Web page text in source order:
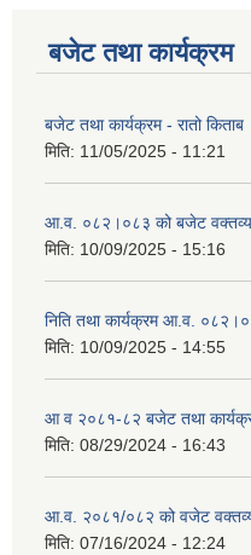
बजेट तथा कार्यक्रम
बजेट तथा कार्यक्रम - रातो किताब
मिति: 11/05/2025 - 11:21
आ.व. ०८२।०८३ को बजेट वक्तव्य
मिति: 10/09/2025 - 15:16
निति तथा कार्यक्रम आ.व.
मिति: 10/09/2025 - 14:55
आ व २०८१-८२ बजेट तथा
मिति: 08/29/2024 - 16:43
आ.व. २०८१/०८२ को वजेट
मिति: 07/16/2024 - 12:24